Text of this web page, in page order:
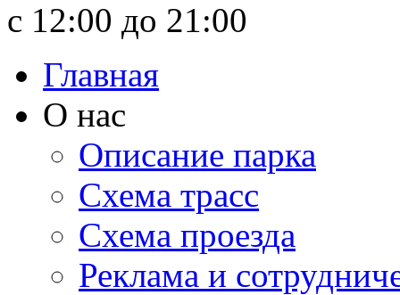
с 12:00 до 21:00
Главная
О нас
Описание парка
Схема трасс
Схема проезда
Реклама и